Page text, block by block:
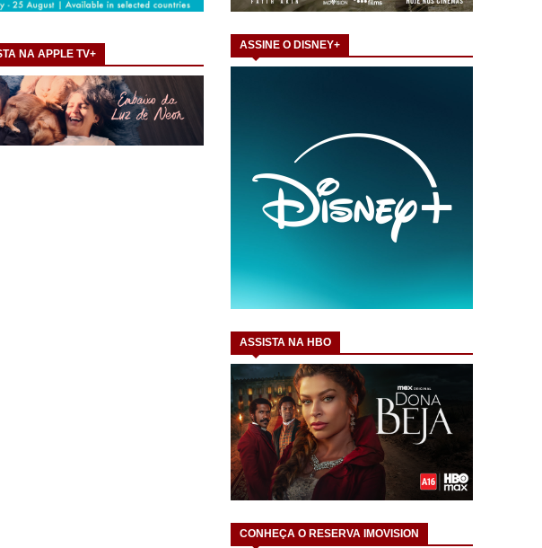
NA APPLE TV+
ASSINE O DISNEY+
ASSISTA NA HBO
CONHEÇA O RESERVA IMOVISION